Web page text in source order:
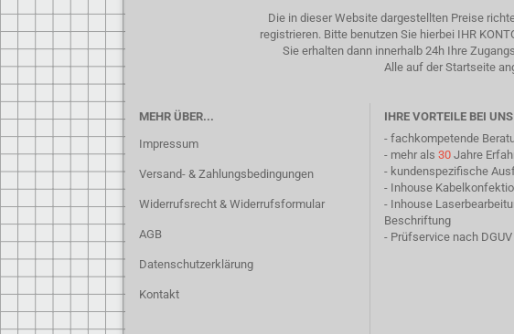
Die in dieser Website dargestellten Preise
registrieren. Bitte benutzen Sie hierbei IHR
Sie erhalten dann innerhalb 24h Ihre
Alle auf der Startseite
MEHR ÜBER...
Impressum
Versand- & Zahlungsbedingungen
Widerrufsrecht & Widerrufsformular
AGB
Datenschutzerklärung
Kontakt
IHRE VORTEILE BEI UNS
- fachkompetende
- mehr als 30Jahre
- kundenspezifische
- Inhouse
- Inhouse
Beschriftung
- Prüfservice nach DGUV